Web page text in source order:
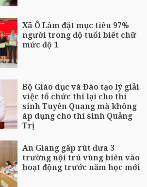
Xã Ô Lâm đặt mục tiêu 97%
người trong độ tuổi biết chữ
mức độ 1
Bộ Giáo dục và Đào tạo lý giải
việc tổ chức thi lại cho thí
sinh Tuyên Quang mà không
áp dụng cho thí sinh Quảng
Trị
An Giang gấp rút đưa 3
trường nội trú vùng biên vào
hoạt động trước năm học mới